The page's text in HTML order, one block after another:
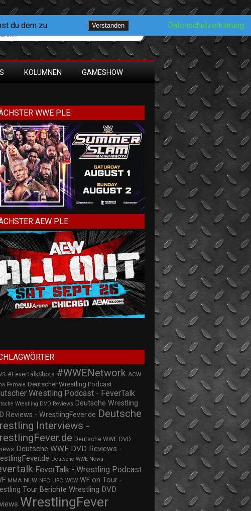
KOLUMNEN GAMESHOW
WWE PLE:
AEW PLE:
#FeverTalkShots #WWENetwork ACW
Female Deutscher Wrestling Podcast
Wrestling Podcast - FeverTalk
Wrestling DVD Reviews Deutsche Wrestling
Reviews - WrestlingFever.de Deutsche
Interviews -
Deutsche WWE DVD
Deutsche WWE DVD Reviews -
Deutsche WWE News
FeverTalk - Wrestling Podcast
MMA NEW NFC UFC WCW WF on Tour -
Tour Berichte Wrestling DVD
WrestlingFever
du dem zu. Verstanden Datenschutzerklärung